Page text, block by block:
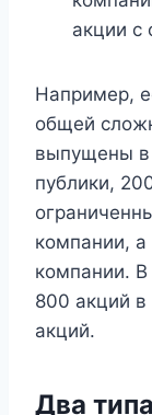
акции с
Например,
общей
выпущены в
публики,
компании, а
компании.
800 акций
акций.
Два